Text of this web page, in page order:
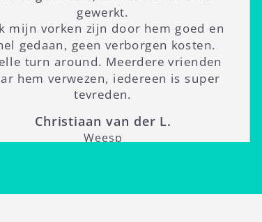
gewerkt.
mijn vorken zijn door hem goed en
gedaan, geen verborgen kosten.
turn around. Meerdere vrienden
hem verwezen, iedereen is super
tevreden.
Christiaan van der L.
Weesp